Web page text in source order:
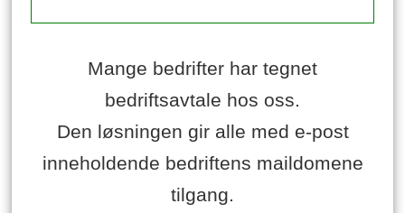
Mange bedrifter har tegnet
bedriftsavtale hos oss.
Den løsningen gir alle med e-post
inneholdende bedriftens maildomene
tilgang.